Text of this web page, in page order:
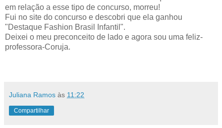
em relação a esse tipo de concurso, morreu!
Fui no site do concurso e descobri que ela ganhou
"Destaque Fashion Brasil Infantil".
Deixei o meu preconceito de lado e agora sou uma feliz-
professora-Coruja.
Juliana Ramos às 11:22
Compartilhar